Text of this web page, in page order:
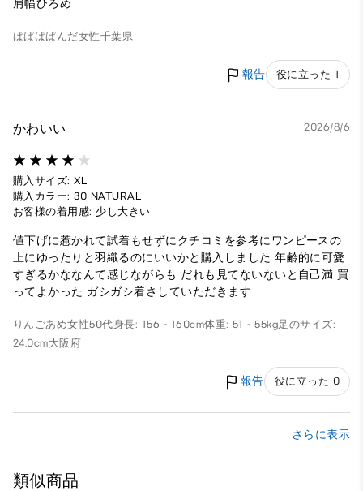
肩幅ひろめ
ぱぱぱぱんだ女性千葉県
報告 役に立った 1
かわいい 2026/8/6
購入サイズ: XL
購入カラー: 30 NATURAL
お客様の着用感: 少し大きい
値下げに惹かれて試着もせずにクチコミを参考にワンピースの
上にゆったりと羽織るのにいいかと購入しました 年齢的に可愛
すぎるかななんて感じながらも だれも見てないないと自己満 買
ってよかった ガシガシ着さしていただきます
りんごあめ女性50代身長: 156 - 160cm体重: 51 - 55kg足のサイズ:
24.0cm大阪府
報告 役に立った 0
さらに表示
類似商品